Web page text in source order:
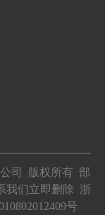
司 版权所有 部
我们立即删除 浙
号